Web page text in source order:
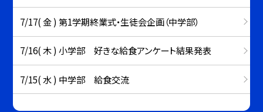
7/17( 金 ) 第1学期終業式・生徒会企画（中学部）
7/16( 木 ) 小学部 好きな給食アンケート結果発表
7/15( 水 ) 中学部 給食交流